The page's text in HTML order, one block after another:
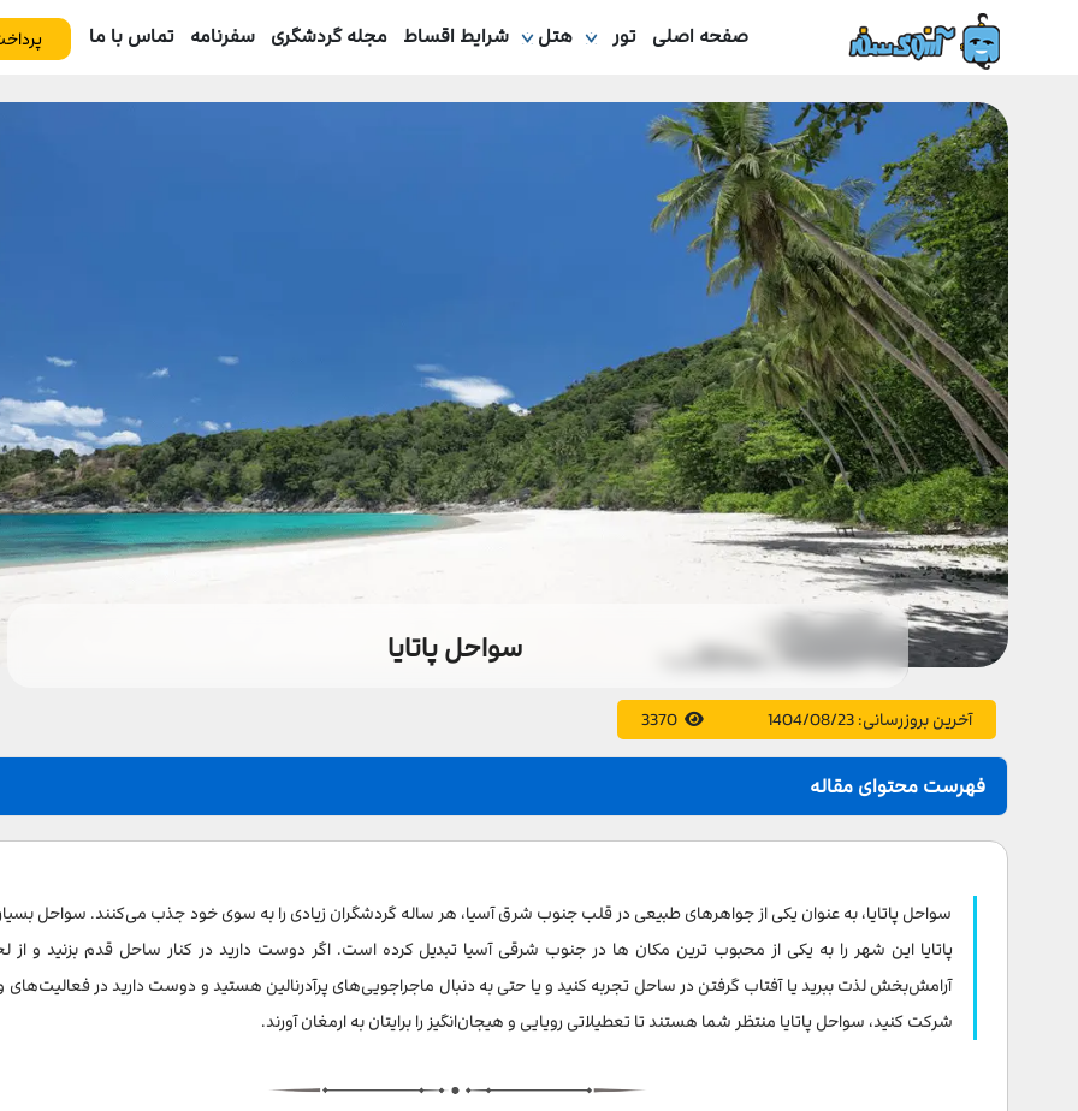
صفحه اصلی تور هتل شرایط اقساط مجله گردشگری سفرنامه تماس با ما
سواحل پاتایا
آخرین بروزرسانی:1404/08/23
3370
فهرست محتوای مقاله
بهترین سواحل پاتایا که باید از آن ها دیدن کنید
ساحل جومتین
ساحل وونگ آمات
سواحل پاتایا، به عنوان یکی از جواهرهای طبیعی در قلب جنوب شرق آسیا، هر ساله گردشگران زیادی را به سوی خود جذب می‌کنند. سواحل بسیار
پاتایا این شهر را به یکی از محبوب ترین مکان ها در جنوب شرقی آسیا تبدیل کرده است. اگر دوست دارید در کنار ساحل قدم بزنید و از
آرامش‌بخش لذت ببرید یا آفتاب گرفتن در ساحل تجربه کنید و یا حتی به دنبال ماجراجویی‌های پرآدرنالین هستید و دوست دارید در فعالیت‌های
شرکت کنید، سواحل پاتایا منتظر شما هستند تا تعطیلاتی رویایی و هیجان‌انگیز را برایتان به ارمغان آورند.